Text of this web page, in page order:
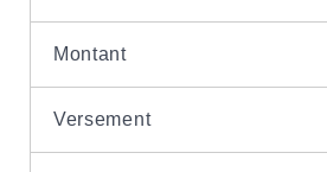
Montant
Versement